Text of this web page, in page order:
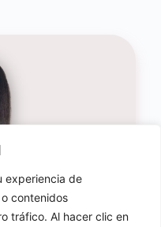
experiencia de
contenidos
tráfico. Al hacer clic en